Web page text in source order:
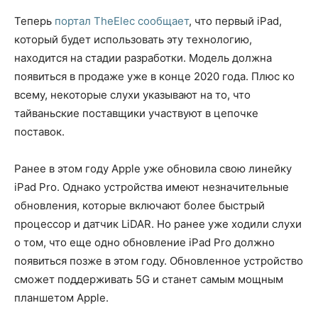
Теперь портал TheElec сообщает, что первый iPad,
который будет использовать эту технологию,
находится на стадии разработки. Модель должна
появиться в продаже уже в конце 2020 года. Плюс ко
всему, некоторые слухи указывают на то, что
тайваньские поставщики участвуют в цепочке
поставок.
Ранее в этом году Apple уже обновила свою линейку
iPad Pro. Однако устройства имеют незначительные
обновления, которые включают более быстрый
процессор и датчик LiDAR. Но ранее уже ходили слухи
о том, что еще одно обновление iPad Pro должно
появиться позже в этом году. Обновленное устройство
сможет поддерживать 5G и станет самым мощным
планшетом Apple.